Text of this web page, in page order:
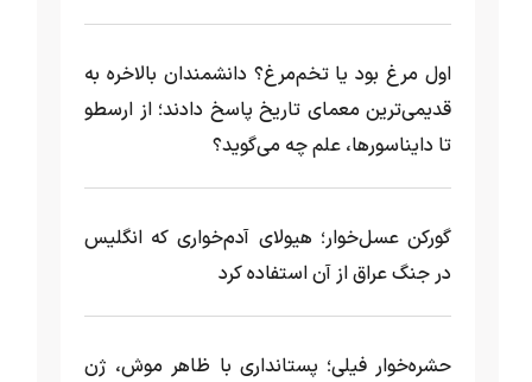
اول مرغ بود یا تخم‌مرغ؟ دانشمندان بالاخره به
قدیمی‌ترین معمای تاریخ پاسخ دادند؛ از ارسطو
تا دایناسورها، علم چه می‌گوید؟
گورکن عسل‌خوار؛ هیولای آدم‌خواری که انگلیس
در جنگ عراق از آن استفاده کرد
حشره‌خوار فیلی؛ پستانداری با ظاهر موش، ژن